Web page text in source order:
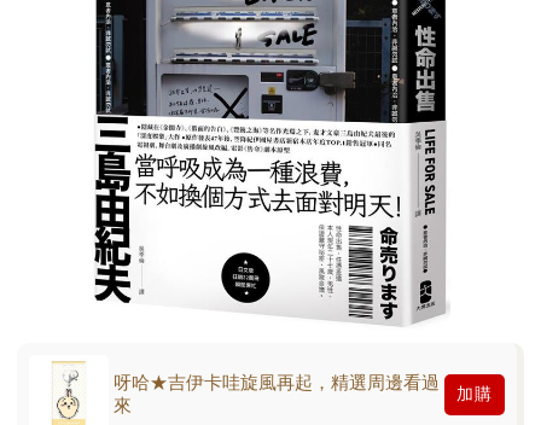
呀哈★吉伊卡哇旋風再起，精選周邊看過
來
加購